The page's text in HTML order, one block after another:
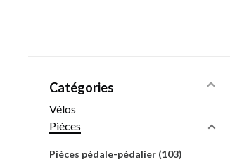
Catégories
Vélos
Pièces
Pièces pédale-pédalier (103)